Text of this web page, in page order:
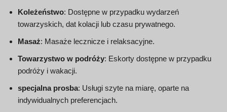
Koleżeństwo: Dostępne w przypadku wydarzeń
towarzyskich, dat kolacji lub czasu prywatnego.
Masaż: Masaże lecznicze i relaksacyjne.
Towarzystwo w podróży: Eskorty dostępne w przypadku
podróży i wakacji.
specjalna prosba: Usługi szyte na miarę, oparte na
indywidualnych preferencjach.